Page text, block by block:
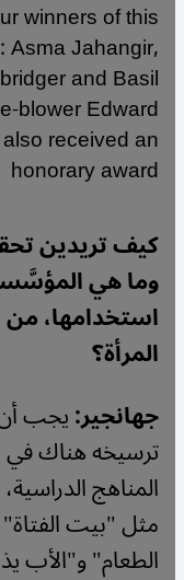
winners of this
Jahangir,
and Basil
blower Edward
received an
honorary award
كيف تريدين
وما هي
استخدامها،
المرأة؟
جهانجير:يجب
ترسيخه هناك في
المناهج
مثل "بيت الفتاة"
الطعام" و"الأب